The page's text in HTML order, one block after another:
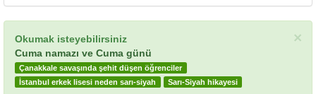
×
Okumak isteyebilirsiniz
Cuma namazı ve Cuma günü
Çanakkale savaşında şehit düşen öğrenciler
İstanbul erkek lisesi neden sarı-siyah
Sarı-Siyah hikayesi